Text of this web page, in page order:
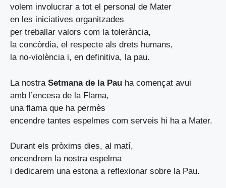
volem involucrar a tot el personal de Mater
en les iniciatives organitzades
per treballar valors com la tolerància,
la concòrdia, el respecte als drets humans,
la no-violència i, en definitiva, la pau.
La nostra Setmana de la Pau ha començat avui
amb l’encesa de la Flama,
una flama que ha permès
encendre tantes espelmes com serveis hi ha a Mater.
Durant els pròxims dies, al matí,
encendrem la nostra espelma
i dedicarem una estona a reflexionar sobre la Pau.